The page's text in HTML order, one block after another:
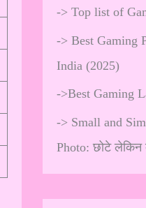
-> Top list of
-> Best Gaming
India (2025)
->Best Gaming
-> Small and
Photo: छोटे लेकिन